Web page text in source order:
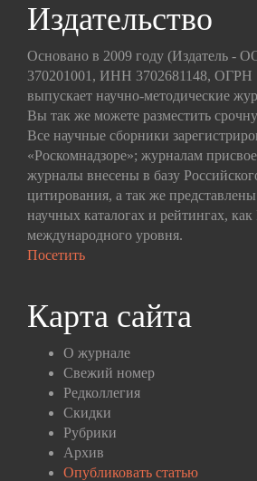
Издательство
Основано в 2009 году (Издатель
370201001, ИНН 3702681148, ОГРН
выпускает научно-методические
Вы так же можете разместить
Все научные сборники
«Роскомнадзоре»; журналам
журналы внесены в базу
цитирования, а так же
научных каталогах и рейтингах, как
международного уровня.
Посетить
Карта сайта
О журнале
Свежий номер
Редколлегия
Скидки
Рубрики
Архив
Опубликовать статью